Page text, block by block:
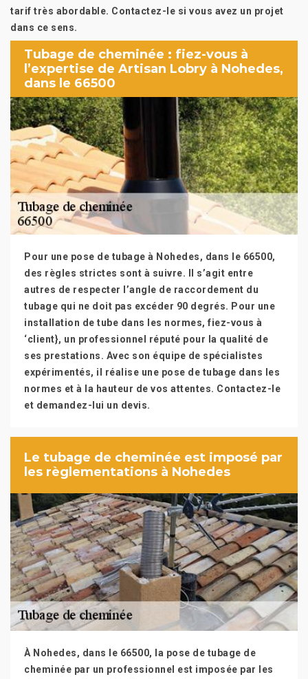
tarif très abordable. Contactez-le si vous avez un projet
dans ce sens.
Tubage de cheminée : fiez-vous à
l’expertise de Artisan Lobry à Nohedes,
dans le 66500
Pour une pose de tubage à Nohedes, dans le 66500,
des règles strictes sont à suivre. Il s’agit entre
autres de respecter l’angle de raccordement du
tubage qui ne doit pas excéder 90 degrés. Pour une
installation de tube dans les normes, fiez-vous à
‘client}, un professionnel réputé pour la qualité de
ses prestations. Avec son équipe de spécialistes
expérimentés, il réalise une pose de tubage dans les
normes et à la hauteur de vos attentes. Contactez-le
et demandez-lui un devis.
Le tubage de cheminée est imposé par
les règlementations à Nohedes
À Nohedes, dans le 66500, la pose de tubage de
cheminée par un professionnel est imposée par les